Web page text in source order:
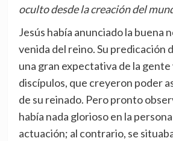
oculto desde la creación del
Jesús había anunciado la buena
venida del reino. Su predicación
una gran expectativa de la gente
discípulos, que creyeron poder
de su reinado. Pero pronto
había nada glorioso en la
actuación; al contrario, se